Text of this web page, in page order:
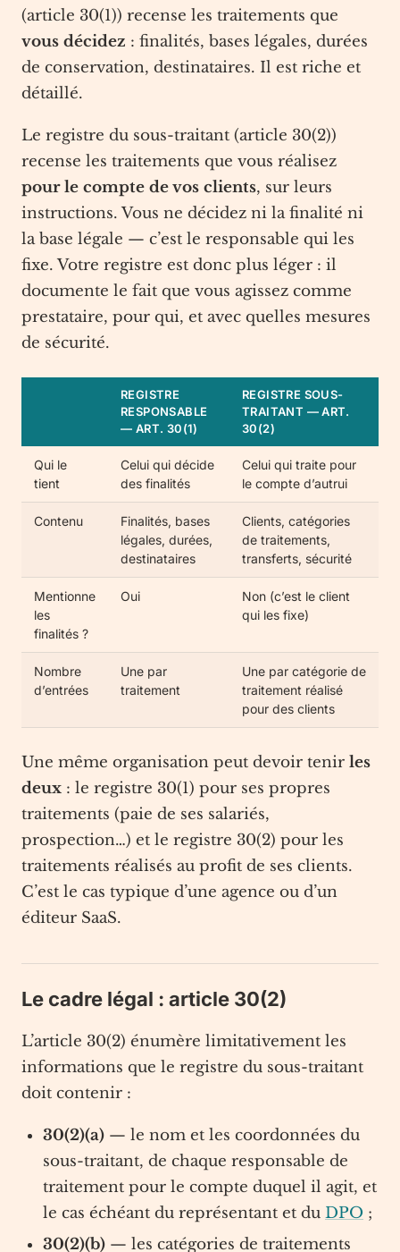
(article 30(1)) recense les traitements que
vous décidez : finalités, bases légales, durées
de conservation, destinataires. Il est riche et
détaillé.
Le registre du sous-traitant (article 30(2))
recense les traitements que vous réalisez
pour le compte de vos clients, sur leurs
instructions. Vous ne décidez ni la finalité ni
la base légale — c’est le responsable qui les
fixe. Votre registre est donc plus léger : il
documente le fait que vous agissez comme
prestataire, pour qui, et avec quelles mesures
de sécurité.
REGISTRE
RESPONSABLE
— ART. 30(1)
REGISTRE SOUS-
TRAITANT — ART.
30(2)
Qui le
tient
Celui qui décide
des finalités
Celui qui traite pour
le compte d’autrui
Contenu
Finalités, bases
légales, durées,
destinataires
Clients, catégories
de traitements,
transferts, sécurité
Mentionne
les
finalités ?
Oui
Non (c’est le client
qui les fixe)
Nombre
d’entrées
Une par
traitement
Une par catégorie de
traitement réalisé
pour des clients
Une même organisation peut devoir tenir les
deux : le registre 30(1) pour ses propres
traitements (paie de ses salariés,
prospection…) et le registre 30(2) pour les
traitements réalisés au profit de ses clients.
C’est le cas typique d’une agence ou d’un
éditeur SaaS.
Le cadre légal : article 30(2)
L’article 30(2) énumère limitativement les
informations que le registre du sous-traitant
doit contenir :
30(2)(a) — le nom et les coordonnées du
sous-traitant, de chaque responsable de
traitement pour le compte duquel il agit, et
le cas échéant du représentant et du DPO ;
30(2)(b) — les catégories de traitements